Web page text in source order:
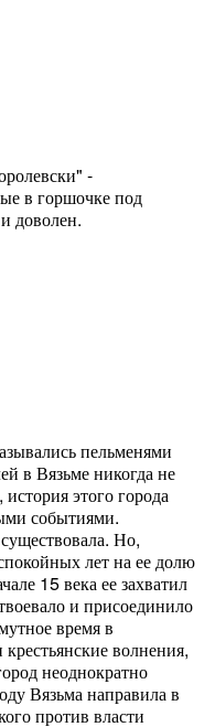
-
в горшочке под
доволен.
пельменями
в Вязьме никогда не
этого города
событиями.
Но,
лет на ее долю
15 века ее захватил
и присоединило
время в
волнения,
неоднократно
Вязьма направила в
против власти